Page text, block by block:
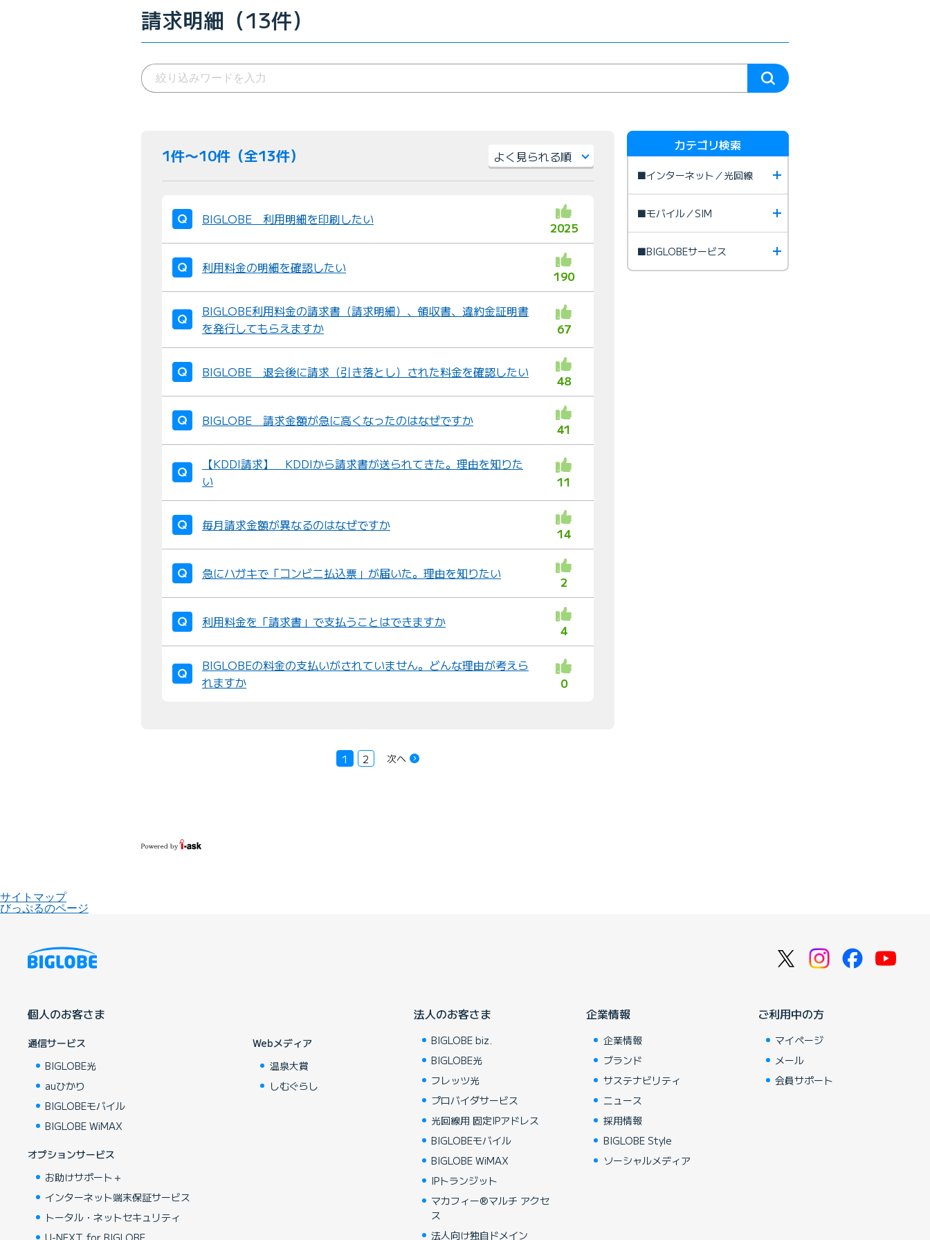
請求明細（13件）
1件〜10件（全13件）
並
BIGLOBE 利用明細を印刷したい
2025
利用料金の明細を確認したい
190
BIGLOBE利用料金の請求書（請求明細）、領収書、違約金証明書
を発行してもらえますか
67
BIGLOBE 退会後に請求（引き落とし）された料金を確認したい
48
BIGLOBE 請求金額が急に高くなったのはなぜですか
41
【KDDI請求】 KDDIから請求書が送られてきた。理由を知りた
い
11
毎月請求金額が異なるのはなぜですか
14
急にハガキで「コンビニ払込票」が届いた。理由を知りたい
2
利用料金を「請求書」で支払うことはできますか
4
BIGLOBEの料金の支払いがされていません。どんな理由が考えら
れますか
0
1 2 次へ
カテゴリ検索
■インターネット／光回線
■モバイル／SIM
■BIGLOBEサービス
サイトマップ
びっぷるのページ
個人のお客さま
通信サービス
BIGLOBE光
auひかり
BIGLOBEモバイル
BIGLOBE WiMAX
オプションサービス
お助けサポート＋
インターネット端末保証サービス
トータル・ネットセキュリティ
U-NEXT for BIGLOBE
Webメディア
温泉大賞
しむぐらし
法人のお客さま
BIGLOBE biz.
BIGLOBE光
フレッツ光
プロバイダサービス
光回線用 固定IPアドレス
BIGLOBEモバイル
BIGLOBE WiMAX
IPトランジット
マカフィー®マルチ アクセ
ス
法人向け独自ドメイン
企業情報
企業情報
ブランド
サステナビリティ
ニュース
採用情報
BIGLOBE Style
ソーシャルメディア
ご利用中の方
マイページ
メール
会員サポート